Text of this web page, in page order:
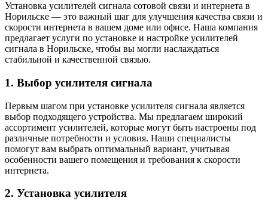
Установка усилителей сигнала сотовой связи и интернета в
Норильске — это важный шаг для улучшения качества связи и
скорости интернета в вашем доме или офисе. Наша компания
предлагает услуги по установке и настройке усилителей
сигнала в Норильске, чтобы вы могли наслаждаться
стабильной и качественной связью.
1. Выбор усилителя сигнала
Первым шагом при установке усилителя сигнала является
выбор подходящего устройства. Мы предлагаем широкий
ассортимент усилителей, которые могут быть настроены под
различные потребности и условия. Наши специалисты
помогут вам выбрать оптимальный вариант, учитывая
особенности вашего помещения и требования к скорости
интернета.
2. Установка усилителя